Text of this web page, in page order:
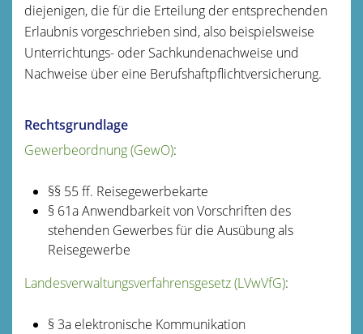
diejenigen, die für die Erteilung der entsprechenden
Erlaubnis vorgeschrieben sind, also beispielsweise
Unterrichtungs- oder Sachkundenachweise und
Nachweise über eine Berufshaftpflichtversicherung.
Rechtsgrundlage
Gewerbeordnung (GewO):
§§ 55ff. Reisegewerbekarte
§ 61a Anwendbarkeit von Vorschriften des
stehenden Gewerbes für die Ausübung als
Reisegewerbe
Landesverwaltungsverfahrensgesetz (LVwVfG):
§ 3a elektronische Kommunikation